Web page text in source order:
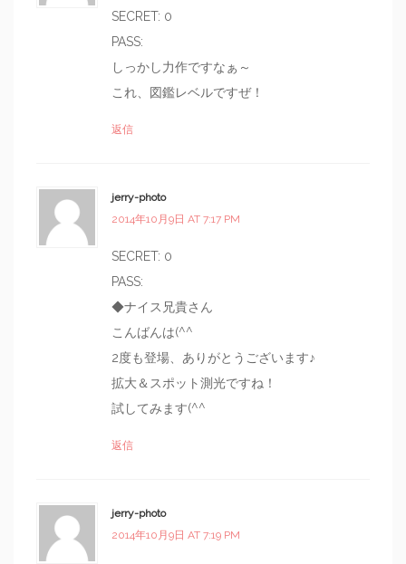
SECRET: 0
PASS:
しっかし力作ですなぁ～
これ、図鑑レベルですぜ！
返信
jerry-photo
2014年10月9日 AT 7:17 PM
SECRET: 0
PASS:
◆ナイス兄貴さん
こんばんは(^^
2度も登場、ありがとうございます♪
拡大＆スポット測光ですね！
試してみます(^^
返信
jerry-photo
2014年10月9日 AT 7:19 PM